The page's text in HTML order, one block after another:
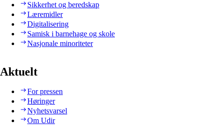
Sikkerhet og beredskap
Læremidler
Digitalisering
Samisk i barnehage og skole
Nasjonale minoriteter
Aktuelt
For pressen
Høringer
Nyhetsvarsel
Om Udir